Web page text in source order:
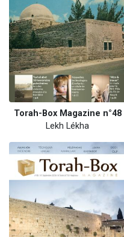
Torah-Box Magazine n°48
Lekh Lékha